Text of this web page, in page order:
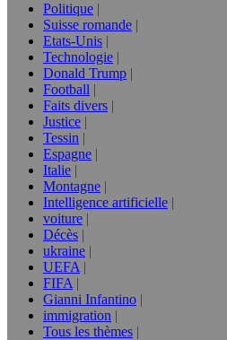
Politique
Suisse romande
Etats-Unis
Technologie
Donald Trump
Football
Faits divers
Justice
Tessin
Espagne
Italie
Montagne
Intelligence artificielle
voiture
Décès
ukraine
UEFA
FIFA
Gianni Infantino
immigration
Tous les thèmes